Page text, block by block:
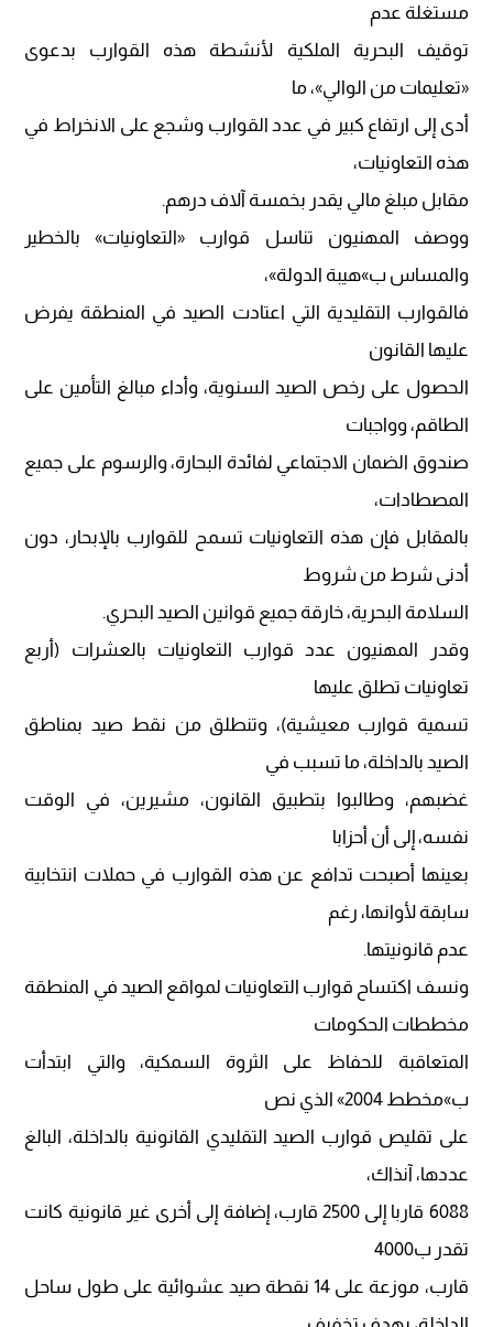
مستغلة عدم
توقيف البحرية الملكية لأنشطة هذه القوارب بدعوى
«تعليمات من الوالي»، ما
أدى إلى ارتفاع كبير في عدد القوارب وشجع على الانخراط في
هذه التعاونيات،
مقابل مبلغ مالي يقدر بخمسة آلاف درهم.
ووصف المهنيون تناسل قوارب «التعاونيات» بالخطير
والمساس ب»هيبة الدولة»،
فالقوارب التقليدية التي اعتادت الصيد في المنطقة يفرض
عليها القانون
الحصول على رخص الصيد السنوية، وأداء مبالغ التأمين على
الطاقم، وواجبات
صندوق الضمان الاجتماعي لفائدة البحارة، والرسوم على جميع
المصطادات،
بالمقابل فإن هذه التعاونيات تسمح للقوارب باﻹبحار، دون
أدنى شرط من شروط
السلامة البحرية، خارقة جميع قوانين الصيد البحري.
وقدر المهنيون عدد قوارب التعاونيات بالعشرات (أربع
تعاونيات تطلق عليها
تسمية قوارب معيشية)، وتنطلق من نقط صيد بمناطق
الصيد بالداخلة، ما تسبب في
غضبهم، وطالبوا بتطبيق القانون، مشيرين، في الوقت
نفسه، إلى أن أحزابا
بعينها أصبحت تدافع عن هذه القوارب في حملات انتخابية
سابقة لأوانها، رغم
عدم قانونيتها.
ونسف اكتساح قوارب التعاونيات لمواقع الصيد في المنطقة
مخططات الحكومات
المتعاقبة للحفاظ على الثروة السمكية، والتي ابتدأت
ب»مخطط 2004» الذي نص
على تقليص قوارب الصيد التقليدي القانونية بالداخلة، البالغ
عددها، آنذاك،
6088 قاربا إلى 2500 قارب، إضافة إلى أخرى غير قانونية كانت
تقدر ب4000
قارب، موزعة على 14 نقطة صيد عشوائية على طول ساحل